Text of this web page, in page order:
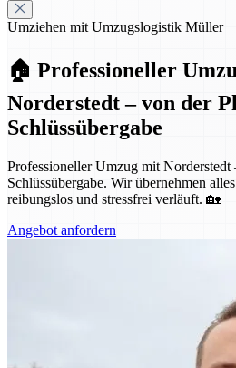
Umziehen mit Umzugslogistik Müller
🏠 Professioneller
Norderstedt – von der
Schlüssübergabe
Professioneller Umzug mit
Schlüssübergabe. Wir übernehmen
reibungslos und stressfrei verläuft. 🏡
Angebot anfordern